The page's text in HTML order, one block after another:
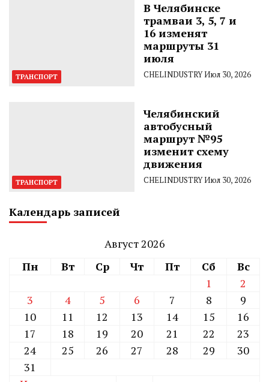
ТРАНСПОРТ
В Челябинске
трамваи 3, 5, 7 и
16 изменят
маршруты 31
июля
CHELINDUSTRYИюл 30, 2026
ТРАНСПОРТ
Челябинский
автобусный
маршрут №95
изменит схему
движения
CHELINDUSTRYИюл 30, 2026
Календарь записей
Август 2026
Пн
Вт Ср Чт Пт Сб
Вс
1
2
3
4 5 6 7 8
9
10
11 12 13 14 15
16
17
18 19 20 21 22
23
24
25 26 27 28 29
30
31